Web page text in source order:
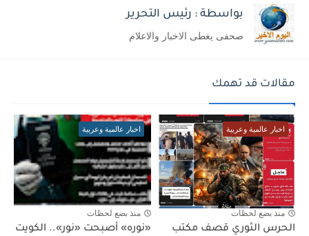
بواسطة : رئيس التحرير
صحفى يغطى الاخبار والاعلام
مقالات قد تهمك
اخبار عالمية وعربية
منذ بضع لحظات
الحرس الثوري قصف مكتب
اخبار عالمية وعربية
منذ بضع لحظات
«نوره» أصبحت «نور».. الكويت